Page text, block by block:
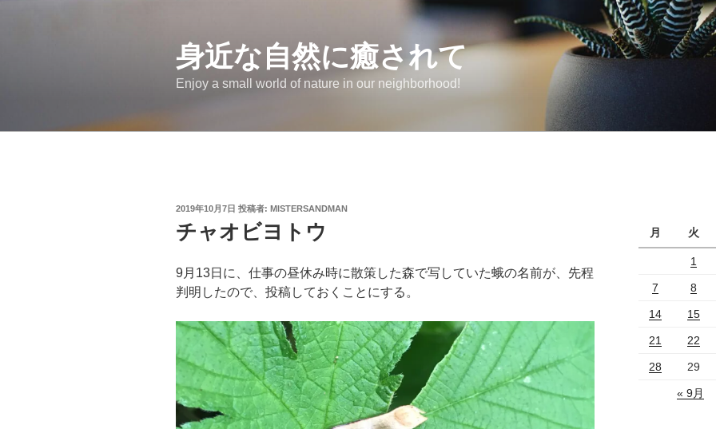
身近な自然に癒されて
Enjoy a small world of nature in our neighborhood!
投
日:
2019年10月7日 投稿者: MISTERSANDMAN
チャオビヨトウ
9月13日に、仕事の昼休み時に散策した森で写していた蛾の名前が、先程
判明したので、投稿しておくことにする。
月
火
1
7 8
14 15
21 22
28 29
« 9月